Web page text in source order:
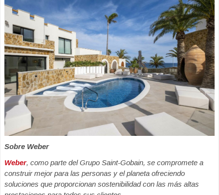
Sobre Weber
Weber, como parte del Grupo Saint-Gobain, se compromete a
construir mejor para las personas y el planeta ofreciendo
soluciones que proporcionan sostenibilidad con las más altas